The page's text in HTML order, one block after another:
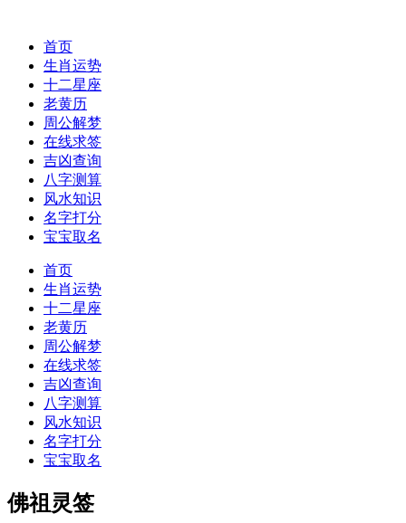
首页
生肖运势
十二星座
老黄历
周公解梦
在线求签
吉凶查询
八字测算
风水知识
名字打分
宝宝取名
首页
生肖运势
十二星座
老黄历
周公解梦
在线求签
吉凶查询
八字测算
风水知识
名字打分
宝宝取名
佛祖灵签